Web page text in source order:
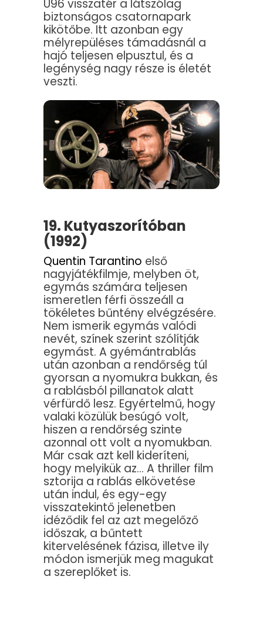
U96 visszatér a látszólag
biztonságos csatornapark
kikötőbe. Itt azonban egy
mélyrepüléses támadásnál a
hajó teljesen elpusztul, és a
legénység nagy része is életét
veszti.
19. Kutyaszorítóban
(1992)
Quentin Tarantino első
nagyjátékfilmje, melyben öt,
egymás számára teljesen
ismeretlen férfi összeáll a
tökéletes bűntény elvégzésére.
Nem ismerik egymás valódi
nevét, színek szerint szólítják
egymást. A gyémántrablás
után azonban a rendőrség túl
gyorsan a nyomukra bukkan, és
a rablásból pillanatok alatt
vérfürdő lesz. Egyértelmű, hogy
valaki közülük besúgó volt,
hiszen a rendőrség szinte
azonnal ott volt a nyomukban.
Már csak azt kell kideríteni,
hogy melyikük az… A thriller film
sztorija a rablás elkövetése
után indul, és egy-egy
visszatekintő jelenetben
idéződik fel az azt megelőző
időszak, a bűntett
kitervelésének fázisa, illetve ily
módon ismerjük meg magukat
a szereplőket is.